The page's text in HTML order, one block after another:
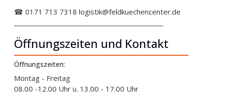
☎ 0171 713 7318 logistik@feldkuechencenter.de
Öffnungszeiten und Kontakt
Öffnungszeiten:
Montag - Freitag
08.00 -12.00 Uhr u. 13.00 - 17.00 Uhr